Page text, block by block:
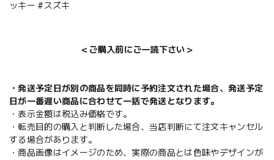
ッキー #スズキ
＜ご購入前にご一読下さい＞
・発送予定日が別の商品を同時に予約注文された場合、発送予定
日が一番遅い商品に合わせて一括で発送となります。
・表示金額は税込み価格です。
・転売目的の購入と判断した場合、当店判断にて注文キャンセル
する場合があります。
・商品画像はイメージのため、実際の商品とは色味やデザインが